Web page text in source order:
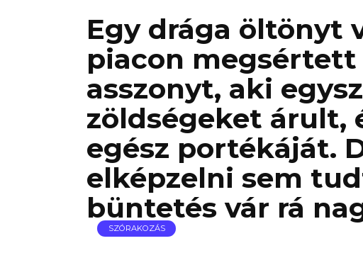
Egy drága öltönyt
piacon megsértett
asszonyt, aki
zöldségeket árult,
egész portékáját.
elképzelni sem
büntetés vár rá
SZÓRAKOZÁS